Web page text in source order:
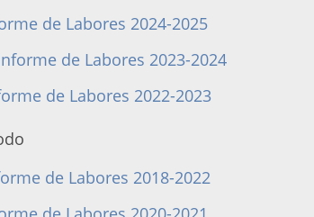
de Labores 2024-2025
de Labores 2023-2024
de Labores 2022-2023
de Labores 2018-2022